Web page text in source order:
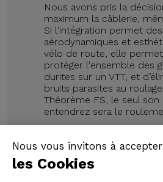
Nous vous invitons à accepter
les Cookies
Nous avons pris la
maximum la câblerie,
Si l'intégration permet des
aérodynamiques et
vélo de route, elle
protéger l'ensemble des
durites sur un VTT, et
bruits parasites au
Théorème FS, le seul son
entendrez sera le